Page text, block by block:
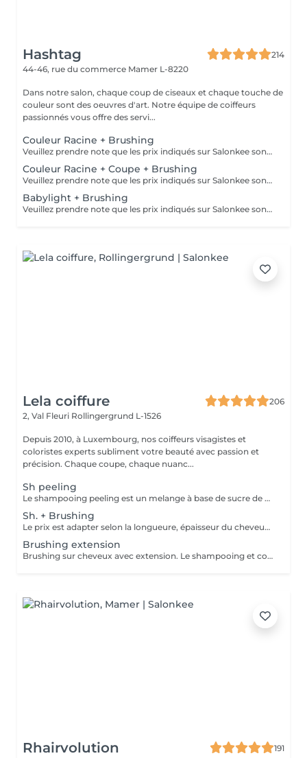
Hashtag
214
44-46, rue du commerce Mamer L-8220
Dans notre salon, chaque coup de ciseaux et chaque touche de
couleur sont des oeuvres d'art. Notre équipe de coiffeurs
passionnés vous offre des servi...
Couleur Racine + Brushing
Veuillez prendre note que les prix indiqués sur Salonkee sont communiqués à titre informatif et s'entendent de base. Ces derniers sont susceptibles de varier selon le diagnostic réalisé à votre arrivée au salon et l'expertise du professionnel à qui vous confiez votre beauté. Dans tous les cas, un devis précis vous sera proposé et toutes réalisations de prestations seront effectuées avec votre accord. Un grand merci d'avance pour votre compréhension. Au plaisir de vous recevoir très vite.
Couleur Racine + Coupe + Brushing
Veuillez prendre note que les prix indiqués sur Salonkee sont communiqués à titre informatif et s'entendent de base. Ces derniers sont susceptibles de varier selon le diagnostic réalisé à votre arrivée au salon et l'expertise du professionnel à qui vous confiez votre beauté. Dans tous les cas, un devis précis vous sera proposé et toutes réalisations de prestations seront effectuées avec votre accord. Un grand merci d'avance pour votre compréhension. Au plaisir de vous recevoir très vite.
Babylight + Brushing
Veuillez prendre note que les prix indiqués sur Salonkee sont communiqués à titre informatif et s'entendent de base. Ces derniers sont susceptibles de varier selon le diagnostic réalisé à votre arrivée au salon et l'expertise du professionnel à qui vous confiez votre beauté. Dans tous les cas, un devis précis vous sera proposé et toutes réalisations de prestations seront effectuées avec votre accord. Un grand merci d'avance pour votre compréhension. Au plaisir de vous recevoir très vite.
Lela coiffure
206
2, Val Fleuri Rollingergrund L-1526
Depuis 2010, à Luxembourg, nos coiffeurs visagistes et
coloristes experts subliment votre beauté avec passion et
précision. Chaque coupe, chaque nuanc...
Sh peeling
Le shampooing peeling est un melange à base de sucre de canne et d'un Shampooing Tea Tree purifant.
Sh. + Brushing
Le prix est adapter selon la longueure, épaisseur du cheveux. Un supplément est ajouté sil y a utilisation dun outil chauffant ( plaque lissante ou boucleur). Compris dans le pris shampooing, conditionneur, produit coiffant et finition.
Brushing extension
Brushing sur cheveux avec extension. Le shampooing et conditionneur sont compris dans le prix.
Rhairvolution
191